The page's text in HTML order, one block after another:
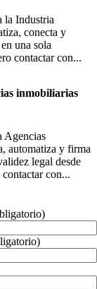
la Industria
conecta y
una sola
contactar con...
inmobiliarias
Agencias
automatiza y firma
legal desde
con...